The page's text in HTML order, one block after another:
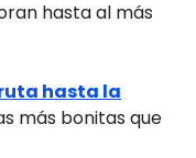
hasta al más
hasta la
más bonitas que